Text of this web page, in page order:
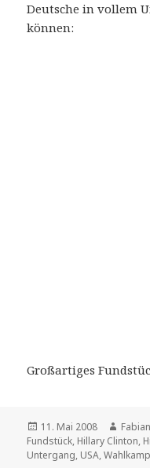
Deutsche in vollem
können:
Großartiges
Veröffentlicht
am
11. Mai 2008 Autor
Fabian
Fundstück, Hillary Clinton,
Untergang, USA,